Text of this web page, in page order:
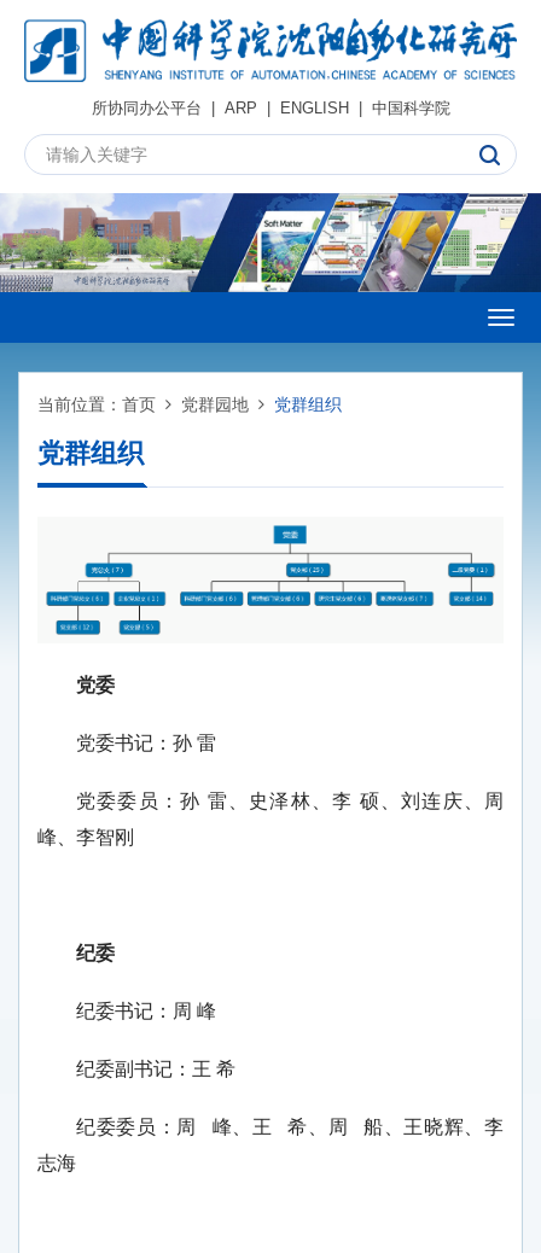
所协同办公平台 | ARP | ENGLISH| 中国科学院
当前位置： 首页 党群园地 党群组织
党群组织
党委
党委书记：孙 雷
党委委员：孙 雷、史泽林、李 硕、刘连庆、周
峰、李智刚
纪委
纪委书记：周 峰
纪委副书记：王 希
纪委委员：周 峰、王 希、周 船、王晓辉、李
志海